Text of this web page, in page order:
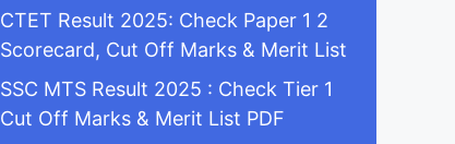
CTET Result 2025: Check Paper 1 2
Scorecard, Cut Off Marks & Merit List
SSC MTS Result 2025 : Check Tier 1
Cut Off Marks & Merit List PDF